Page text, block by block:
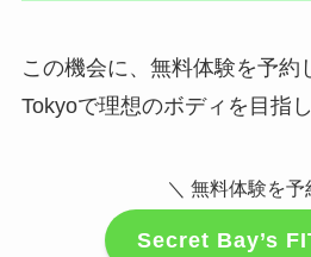
この機会に、無料体験を予約
Tokyoで理想のボディを目指
＼ 無料体験を予
Secret Bay’s